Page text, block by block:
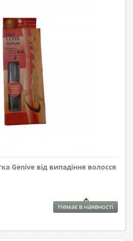
Genive від випадіння волосся
Немає в наявності